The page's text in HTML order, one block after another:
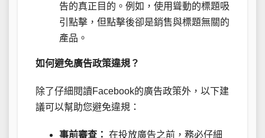
告的真正目的。例如，使用聳動的標題吸
引點擊，但點擊後卻是銷售與標題無關的
產品。
如何避免廣告政策違規？
除了仔細閱讀Facebook的廣告政策外，以下建
議可以幫助您避免違規：
事前審查： 在投放廣告之前，務必仔細